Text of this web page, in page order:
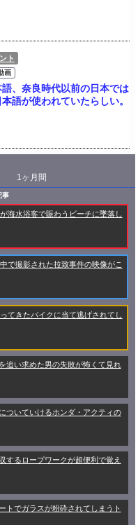
ト
画
語、奈良時代以前の日本では
語が使われていたらしい。
1ヶ月間
事
海水浴客で賑わうビーチに墜落し
で撮影された拉致事件の映像がこ
てきたバイクに当て逃げされてし
追い求めた男の失敗が怖くて見れ
ついていけるホンダ・アクティの
するロープワークが超便利で覚え
トでガラスが粉砕されてしまうト